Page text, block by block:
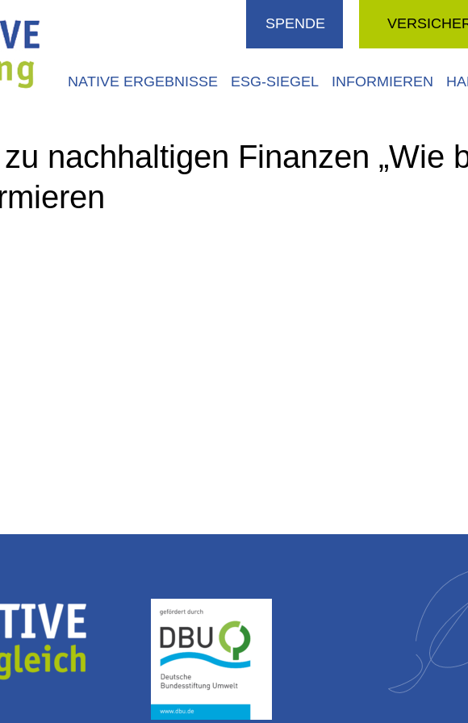
SPENDE
NATIVE ERGEBNISSE ESG-SIEGEL INFORMIEREN
nachhaltigen Finanzen „Wie